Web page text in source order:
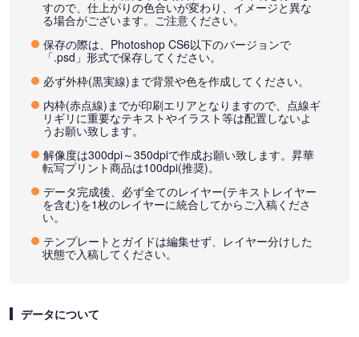
すので、仕上がりの色合いが変わり、イメージと異な
る場合がございます。ご注意ください。
保存の際は、Photoshop CS6以下のバージョンで
「.psd」形式で保存してください。
必ず外枠(黒実線)まで背景や色を作成してください。
内枠(赤点線)までが印刷エリアとなりますので、点線ギ
リギリに重要なテキストやイラスト等は配置しないよ
うお願い致します。
解像度は300dpi～350dpiで作成お願い致します。昇華
転写プリント商品は100dpi(推奨)。
データ完成後、必ず全てのレイヤー(テキストレイヤー
を含む)を1枚のレイヤーに統合してからご入稿くださ
い。
テンプレートとガイドは編集せず、レイヤー分けした
状態で入稿してください。
データについて